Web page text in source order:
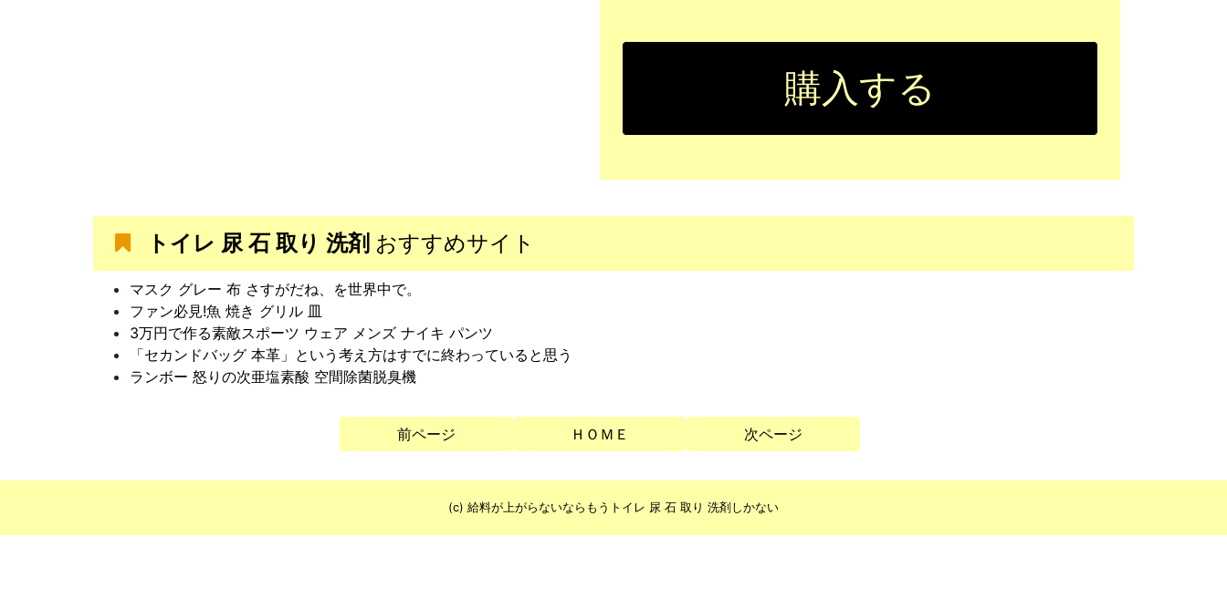
購入する
トイレ 尿 石 取り 洗剤 おすすめサイト
マスク グレー 布 さすがだね、を世界中で。
ファン必見!魚 焼き グリル 皿
3万円で作る素敵スポーツ ウェア メンズ ナイキ パンツ
「セカンドバッグ 本革」という考え方はすでに終わっていると思う
ランボー 怒りの次亜塩素酸 空間除菌脱臭機
前ページ ＨＯＭＥ 次ページ
(c) 給料が上がらないならもうトイレ 尿 石 取り 洗剤しかない